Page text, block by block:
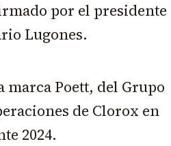
por el presidente
Lugones.
Poett, del Grupo
de Clorox en
2024.